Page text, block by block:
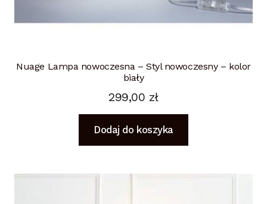
Nuage Lampa nowoczesna – Styl nowoczesny – kolor
biały
299,00 zł
Dodaj do koszyka